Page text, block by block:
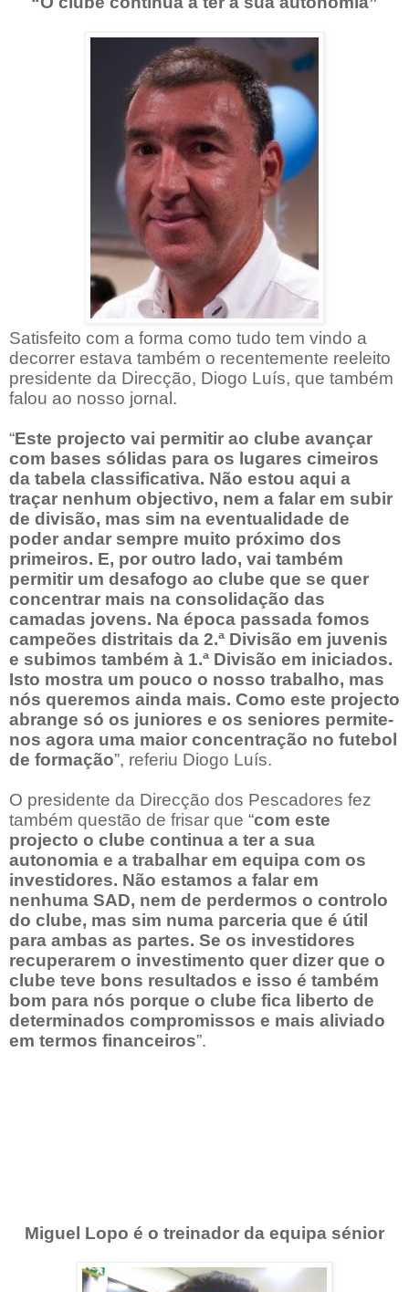
Satisfeito com a forma como tudo tem vindo a
decorrer estava também o recentemente reeleito
presidente da Direcção, Diogo Luís, que também
falou ao nosso jornal.
“Este projecto vai permitir ao clube avançar
com bases sólidas para os lugares cimeiros
da tabela classificativa. Não estou aqui a
traçar nenhum objectivo, nem a falar em subir
de divisão, mas sim na eventualidade de
poder andar sempre muito próximo dos
primeiros. E, por outro lado, vai também
permitir um desafogo ao clube que se quer
concentrar mais na consolidação das
camadas jovens. Na época passada fomos
campeões distritais da 2.ª Divisão em juvenis
e subimos também à 1.ª Divisão em iniciados.
Isto mostra um pouco o nosso trabalho, mas
nós queremos ainda mais. Como este projecto
abrange só os juniores e os seniores permite-
nos agora uma maior concentração no futebol
de formação”, referiu Diogo Luís.
O presidente da Direcção dos Pescadores fez
também questão de frisar que “com este
projecto o clube continua a ter a sua
autonomia e a trabalhar em equipa com os
investidores. Não estamos a falar em
nenhuma SAD, nem de perdermos o controlo
do clube, mas sim numa parceria que é útil
para ambas as partes. Se os investidores
recuperarem o investimento quer dizer que o
clube teve bons resultados e isso é também
bom para nós porque o clube fica liberto de
determinados compromissos e mais aliviado
em termos financeiros”.
Miguel Lopo é o treinador da equipa sénior